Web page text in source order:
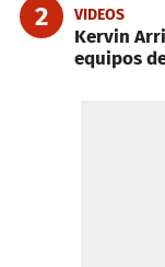
2 VIDEOS
Kervin
equipos